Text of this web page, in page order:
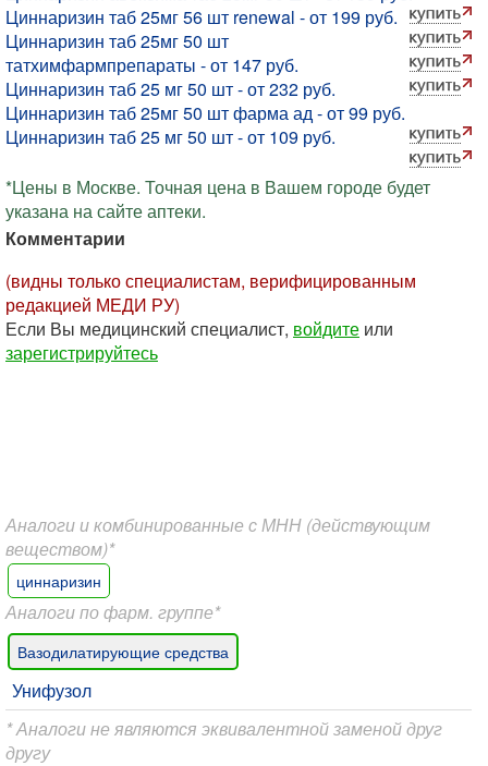
Циннаризин таб 25мг 56 шт renewal - от 199 руб.
Циннаризин таб 25мг 50 шт
татхимфармпрепараты - от 147 руб.
Циннаризин таб 25 мг 50 шт - от 232 руб.
Циннаризин таб 25мг 50 шт фарма ад - от 99 руб.
Циннаризин таб 25 мг 50 шт - от 109 руб.
*Цены в Москве. Точная цена в Вашем городе будет
указана на сайте аптеки.
Комментарии
(видны только специалистам, верифицированным
редакцией МЕДИ РУ)
Если Вы медицинский специалист, войдите или
зарегистрируйтесь
Аналоги и комбинированные с МНН (действующим
веществом)*
циннаризин
Аналоги по фарм. группе*
Вазодилатирующие средства
Унифузол
* Аналоги не являются эквивалентной заменой друг
другу